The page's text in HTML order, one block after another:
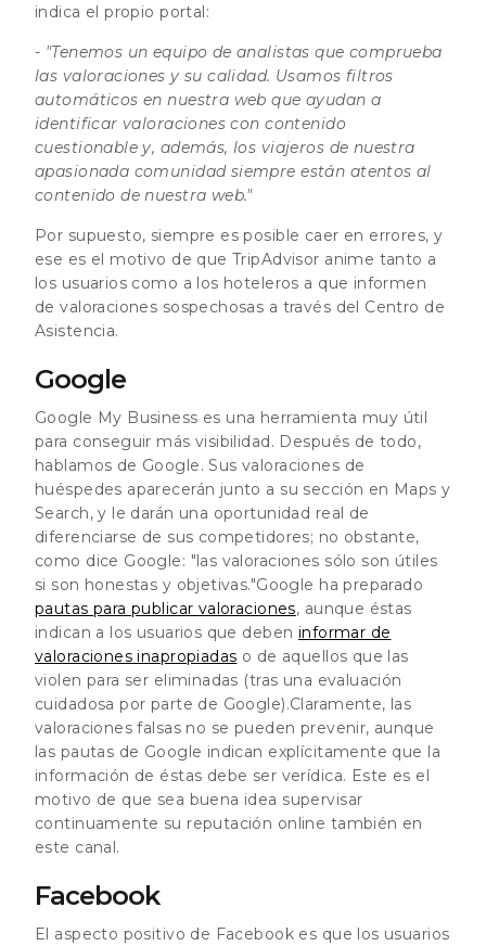
indica el propio portal:
- "Tenemos un equipo de analistas que comprueba
las valoraciones y su calidad. Usamos filtros
automáticos en nuestra web que ayudan a
identificar valoraciones con contenido
cuestionable y, además, los viajeros de nuestra
apasionada comunidad siempre están atentos al
contenido de nuestra web."
Por supuesto, siempre es posible caer en errores, y
ese es el motivo de que TripAdvisor anime tanto a
los usuarios como a los hoteleros a que informen
de valoraciones sospechosas a través del Centro de
Asistencia.
Google
Google My Business es una herramienta muy útil
para conseguir más visibilidad. Después de todo,
hablamos de Google. Sus valoraciones de
huéspedes aparecerán junto a su sección en Maps y
Search, y le darán una oportunidad real de
diferenciarse de sus competidores; no obstante,
como dice Google: "las valoraciones sólo son útiles
si son honestas y objetivas."Google ha preparado
pautas para publicar valoraciones, aunque éstas
indican a los usuarios que deben informar de
valoraciones inapropiadas o de aquellos que las
violen para ser eliminadas (tras una evaluación
cuidadosa por parte de Google).Claramente, las
valoraciones falsas no se pueden prevenir, aunque
las pautas de Google indican explícitamente que la
información de éstas debe ser verídica. Este es el
motivo de que sea buena idea supervisar
continuamente su reputación online también en
este canal.
Facebook
El aspecto positivo de Facebook es que los usuarios